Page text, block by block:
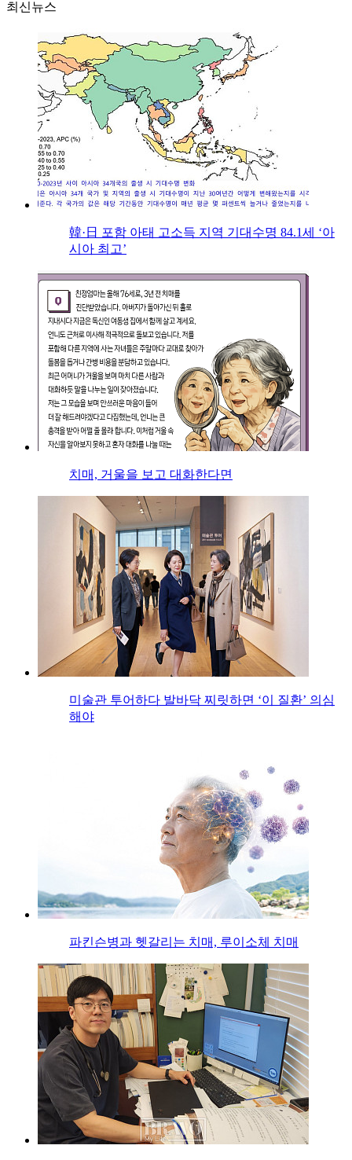
최신뉴스
韓·日 포함 아태 고소득 지역 기대수명 84.1세 ‘아
시아 최고’
치매, 거울을 보고 대화한다면
미술관 투어하다 발바닥 찌릿하면 ‘이 질환’ 의심
해야
파킨슨병과 헷갈리는 치매, 루이소체 치매